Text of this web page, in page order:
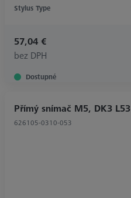
Stylus Type
57,04 €
bez DPH
Dostupné
Přímý snímač M5, DK3 L53
626105-0310-053